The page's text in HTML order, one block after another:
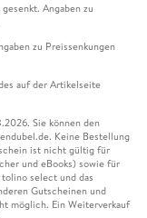
Angaben zu
zu Preissenkungen
auf der Artikelseite
Sie können den
Keine Bestellung
ist nicht gültig für
und eBooks) sowie für
select und das
Gutscheinen und
möglich. Ein Weiterverkauf